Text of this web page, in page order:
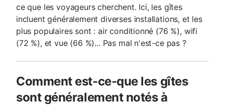
ce que les voyageurs cherchent. Ici, les gîtes
incluent généralement diverses installations, et les
plus populaires sont : air conditionné (76 %), wifi
(72 %), et vue (66 %)... Pas mal n'est-ce pas ?
Comment est-ce-que les gîtes
sont généralement notés à